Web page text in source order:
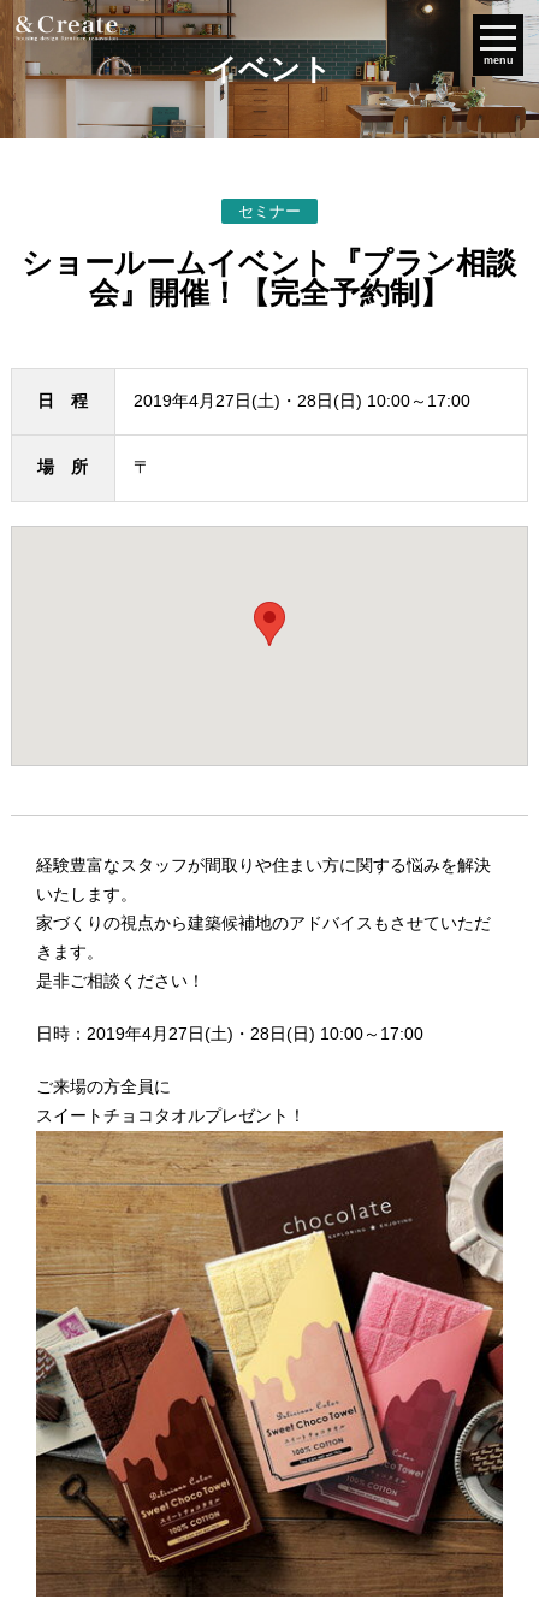
menu
イベント
セミナー
ショールームイベント『プラン相談
会』開催！【完全予約制】
日 程 2019年4月27日(土)・28日(日) 10:00～17:00
場 所 〒
経験豊富なスタッフが間取りや住まい方に関する悩みを解決
いたします。
家づくりの視点から建築候補地のアドバイスもさせていただ
きます。
是非ご相談ください！
日時：2019年4月27日(土)・28日(日) 10:00～17:00
ご来場の方全員に
スイートチョコタオルプレゼント！